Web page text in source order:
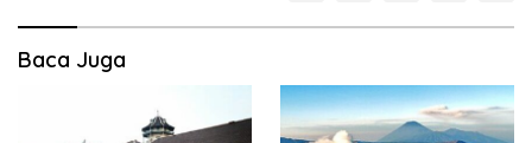
Baca Juga